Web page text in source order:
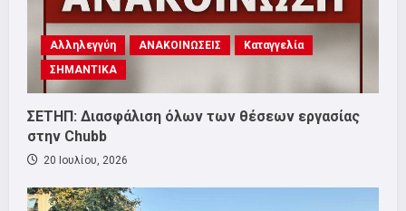
Αλληλεγγύη ΑΝΑΚΟΙΝΩΣΕΙΣ
Καταγγελία
ΣΗΜΑΝΤΙΚΑ
ΣΕΤΗΠ: Διασφάλιση όλων των θέσεων εργασίας
στην Chubb
20 Ιουλίου, 2026